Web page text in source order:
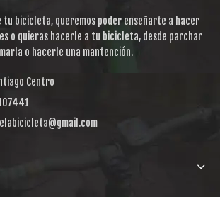
tu bicicleta, queremos poder enseñarte a hacer
o quieras hacerle a tu bicicleta, desde parchar
o hacerle una mantención.
Centro